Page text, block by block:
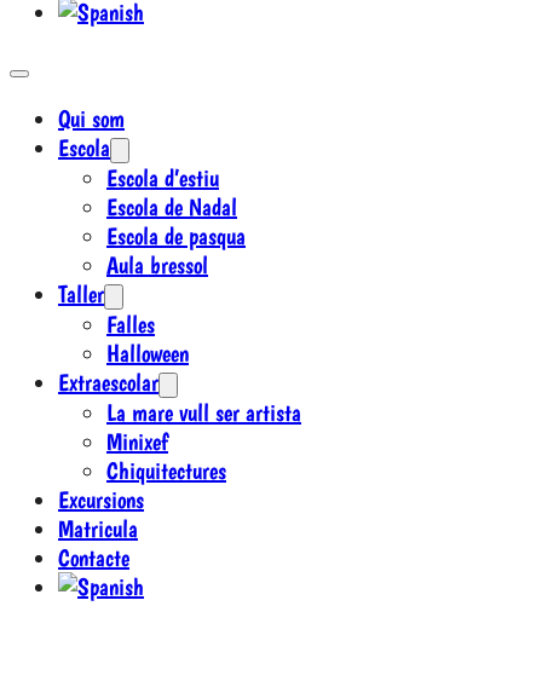
Qui som
Escola
Escola d’estiu
Escola de Nadal
Escola de pasqua
Aula bressol
Taller
Falles
Halloween
Extraescolar
La mare vull ser artista
Minixef
Chiquitectures
Excursions
Matricula
Contacte